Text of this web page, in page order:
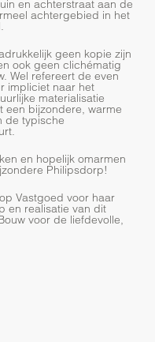
en achterstraat aan de
achtergebied in het
geen kopie zijn
ook geen clichématig
Wel refereert de even
impliciet naar het
materialisatie
een bijzondere, warme
de typische
en hopelijk omarmen
Philipsdorp!
Vastgoed voor haar
en realisatie van dit
voor de liefdevolle,